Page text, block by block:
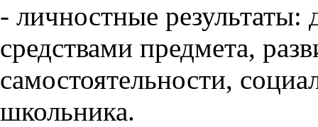
- личностные результаты:
средствами предмета,
самостоятельности,
школьника.